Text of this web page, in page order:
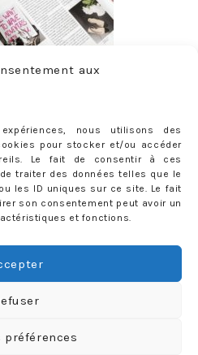
aux
nous utilisons des
pour stocker et/ou accéder
Le fait de consentir à ces
traiter des données telles que le
les ID uniques sur ce site. Le fait
son consentement peut avoir un
et fonctions.
préférences
autres abonnés